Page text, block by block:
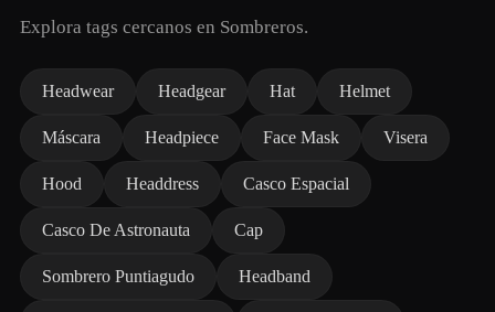
Explora tags cercanos en Sombreros.
Headwear Headgear Hat Helmet
Máscara Headpiece Face Mask Visera
Hood Headdress Casco Espacial
Casco De Astronauta Cap
Sombrero Puntiagudo Headband